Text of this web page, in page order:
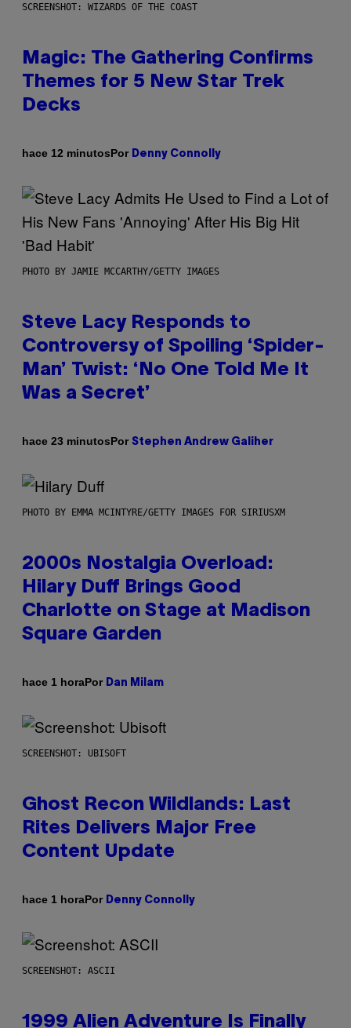
SCREENSHOT: WIZARDS OF THE COAST
Magic: The Gathering Confirms
Themes for 5 New Star Trek
Decks
hace 12 minutosPor Denny Connolly
PHOTO BY JAMIE MCCARTHY/GETTY IMAGES
Steve Lacy Responds to
Controversy of Spoiling ‘Spider-
Man’ Twist: ‘No One Told Me It
Was a Secret’
hace 23 minutosPor Stephen Andrew Galiher
PHOTO BY EMMA MCINTYRE/GETTY IMAGES FOR SIRIUSXM
2000s Nostalgia Overload:
Hilary Duff Brings Good
Charlotte on Stage at Madison
Square Garden
hace 1 horaPor Dan Milam
SCREENSHOT: UBISOFT
Ghost Recon Wildlands: Last
Rites Delivers Major Free
Content Update
hace 1 horaPor Denny Connolly
SCREENSHOT: ASCII
1999 Alien Adventure Is Finally